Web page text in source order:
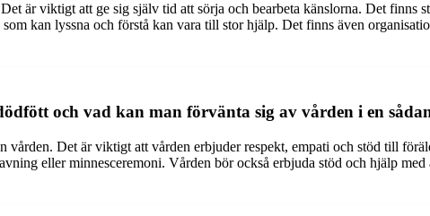
är viktigt att ge sig själv tid att sörja och bearbeta känslorna. Det finns
kan lyssna och förstå kan vara till stor hjälp. Det finns även
och vad kan man förvänta sig av vården i en
Det är viktigt att vården erbjuder respekt, empati och stöd till
eller minnesceremoni. Vården bör också erbjuda stöd och hjälp med